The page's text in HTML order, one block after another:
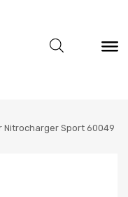
Nitrocharger Sport 60049